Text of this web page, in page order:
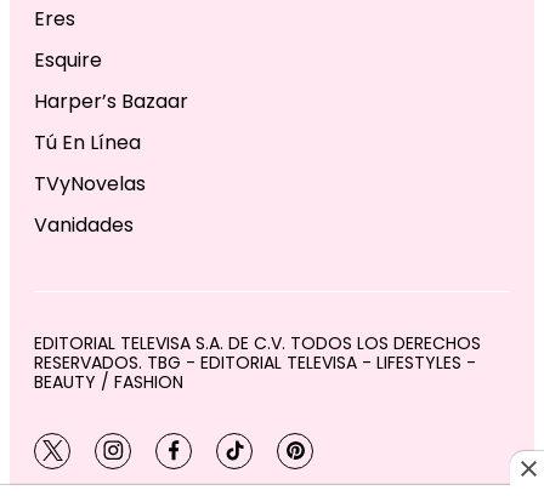
Eres
Esquire
Harper’s Bazaar
Tú En Línea
TVyNovelas
Vanidades
EDITORIAL TELEVISA S.A. DE C.V. TODOS LOS DERECHOS
RESERVADOS. TBG - EDITORIAL TELEVISA - LIFESTYLES -
BEAUTY / FASHION
twitterinstagram
facebooktiktokpinterest